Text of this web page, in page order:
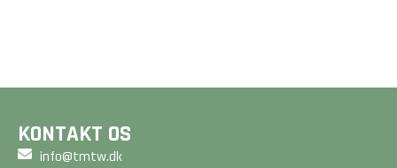
BEREGN PRIS BEREGN PRIS
KONTAKT OS
info@tmtw.dk